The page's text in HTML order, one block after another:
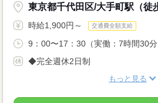
東京都千代田区/大手町駅（徒
時給1,900円～ 交通費全額支給
9：00〜17：30（実働：7時間30分
◆完全週休2日制
もっと見る